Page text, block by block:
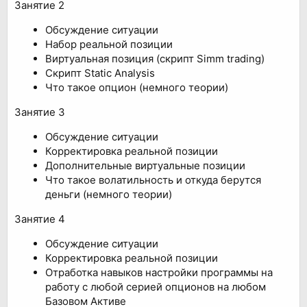
Занятие 2
Обсуждение ситуации
Набор реальной позиции
Виртуальная позиция (скрипт Simm trading)
Скрипт Static Analysis
Что такое опцион (немного теории)
Занятие 3
Обсуждение ситуации
Корректировка реальной позиции
Дополнительные виртуальные позиции
Что такое волатильность и откуда берутся
деньги (немного теории)
Занятие 4
Обсуждение ситуации
Корректировка реальной позиции
Отработка навыков настройки программы на
работу с любой серией опционов на любом
Базовом Активе